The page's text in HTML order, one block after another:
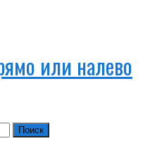
или налево
Поиск